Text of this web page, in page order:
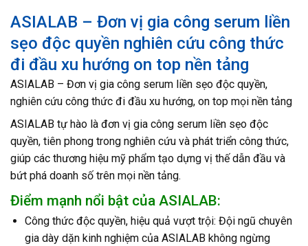
ASIALAB – Đơn vị gia công serum liền
sẹo độc quyền nghiên cứu công thức
đi đầu xu hướng on top nền tảng
ASIALAB – Đơn vị gia công serum liền sẹo độc quyền,
nghiên cứu công thức đi đầu xu hướng, on top mọi nền tảng
ASIALAB tự hào là đơn vị gia công serum liền sẹo độc
quyền, tiên phong trong nghiên cứu và phát triển công thức,
giúp các thương hiệu mỹ phẩm tạo dựng vị thế dẫn đầu và
bứt phá doanh số trên mọi nền tảng.
Điểm mạnh nổi bật của ASIALAB:
Công thức độc quyền, hiệu quả vượt trội: Đội ngũ chuyên
gia dày dặn kinh nghiệm của ASIALAB không ngừng